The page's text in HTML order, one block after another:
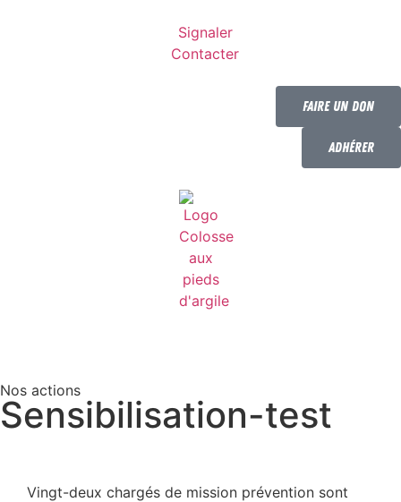
Signaler
Contacter
Faire un don
Adhérer
Nos actions
Sensibilisation-test
Vingt-deux chargés de mission prévention sont